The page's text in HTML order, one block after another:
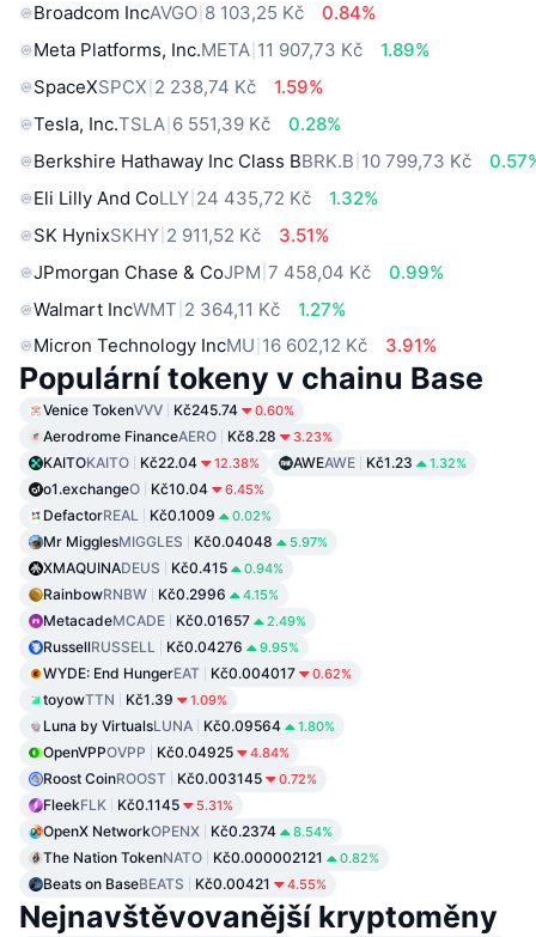
Broadcom IncAVGO 8 103,25 Kč
0.84%
Meta Platforms, Inc.META 11 907,73 Kč
1.89%
SpaceXSPCX 2 238,74 Kč
1.59%
Tesla, Inc.TSLA 6 551,39 Kč
0.28%
Berkshire Hathaway Inc Class BBRK.B 10 799,73 Kč
Eli Lilly And CoLLY 24 435,72 Kč
1.32%
SK HynixSKHY 2 911,52 Kč
3.51%
JPmorgan Chase & CoJPM 7 458,04 Kč
0.99%
Walmart IncWMT 2 364,11 Kč
1.27%
Micron Technology IncMU 16 602,12 Kč 3.91%
Populární tokeny v chainu Base
Venice TokenVVV Kč245.74 0.60%
Aerodrome FinanceAERO Kč8.28 3.23%
KAITOKAITO Kč22.04 12.38% AWEAWE Kč1.23 1.32%
o1.exchangeO Kč10.04 6.45%
DefactorREAL Kč0.1009 0.02%
Mr MigglesMIGGLES Kč0.04048 5.97%
XMAQUINADEUS Kč0.415 0.94%
RainbowRNBW Kč0.2996 4.15%
MetacadeMCADE Kč0.01657 2.49%
RussellRUSSELL Kč0.04276 9.95%
WYDE: End HungerEAT Kč0.004017 0.62%
toyowTTN Kč1.39 1.09%
Luna by VirtualsLUNA Kč0.09564 1.80%
OpenVPPOVPP Kč0.04925 4.84%
Roost CoinROOST Kč0.003145 0.72%
FleekFLK Kč0.1145 5.31%
OpenX NetworkOPENX Kč0.2374 8.54%
The Nation TokenNATO Kč0.000002121 0.82%
Beats on BaseBEATS Kč0.00421 4.55%
Nejnavštěvovanější kryptoměny